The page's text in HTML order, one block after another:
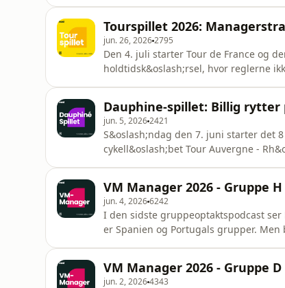
betydningen
Tourspillet 2026:
jun. 26, 20262795
Den 4. juli starter Tour de France og
holdtidsk&oslash;rsel, hvor reglerne
strategi til l&oslash;bets begyn
Dauphine-spillet: Billig
jun. 5, 20262421
S&oslash;ndag den 7. juni starter det
cykell&oslash;bet Tour Auvergne -
og ogs&aring; p&aring; de bill
VM Manager 2026 - Gruppe
jun. 4, 20266242
I den sidste gruppeoptaktspodcast
er Spanien og Portugals grupper.
skal r&aelig;kke til a
VM Manager 2026 - Gruppe
jun. 2, 20264343